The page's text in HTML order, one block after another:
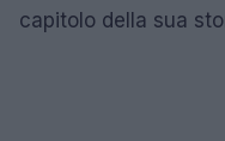
capitolo della sua